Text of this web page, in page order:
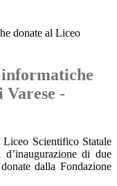
donate al Liceo
-
Scientifico Statale
di due
dalla Fondazione